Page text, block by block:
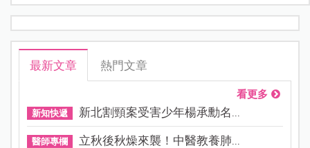
洞？
最新文章 熱門文章
看更多
新知快遞 新北割頸案受害少年楊承勳名...
醫師專欄 立秋後秋燥來襲！中醫教養肺...